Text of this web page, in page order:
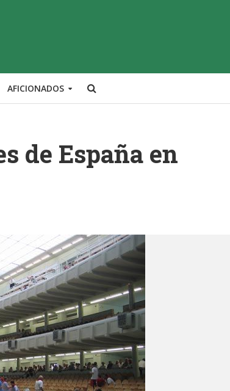
AFICIONADOS
de España en